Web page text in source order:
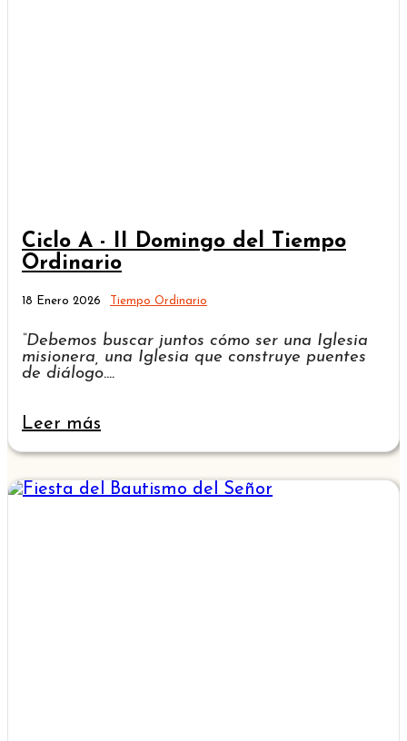
Ciclo A - II Domingo del Tiempo
Ordinario
18 Enero 2026 Tiempo Ordinario
“Debemos buscar juntos cómo ser una Iglesia
misionera, una Iglesia que construye puentes
de diálogo....
Leer más